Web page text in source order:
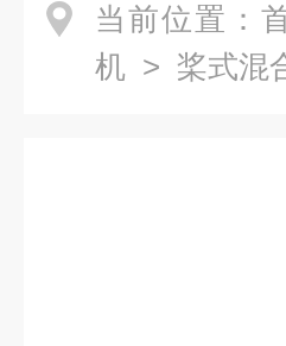
当前位置：
机 > 桨式混